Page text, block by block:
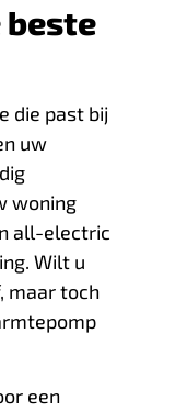
beste
die past bij
uw
woning
all-electric
Wilt u
maar toch
een